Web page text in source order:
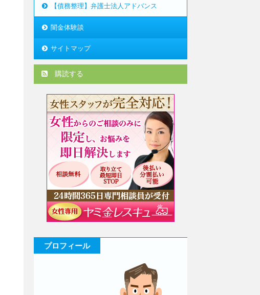
【債務整理】弁護士法人アドバンス
闇金体験談
サイトマップ
購読する
プロフィール